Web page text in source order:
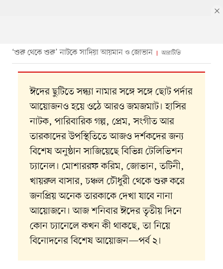
‘শুরু থেকে শুরু’ নাটকে সাদিয়া আয়মান ও জোভান আরটিভি
ঈদের ছুটিতে সন্ধ্যা নামার সঙ্গে সঙ্গে ছোট পর্দার
আয়োজনও হয়ে ওঠে আরও জমজমাট। হাসির
নাটক, পারিবারিক গল্প, প্রেম, সংগীত আর
তারকাদের উপস্থিতিতে আজও দর্শকদের জন্য
বিশেষ অনুষ্ঠান সাজিয়েছে বিভিন্ন টেলিভিশন
চ্যানেল। মোশাররফ করিম, জোভান, তটিনী,
খায়রুল বাসার, চঞ্চল চৌধুরী থেকে শুরু করে
জনপ্রিয় অনেক তারকাকে দেখা যাবে নানা
আয়োজনে। আজ শনিবার ঈদের তৃতীয় দিনে
কোন চ্যানেলে কখন কী থাকছে, তা নিয়ে
বিনোদনের বিশেষ আয়োজন—পর্ব ২।